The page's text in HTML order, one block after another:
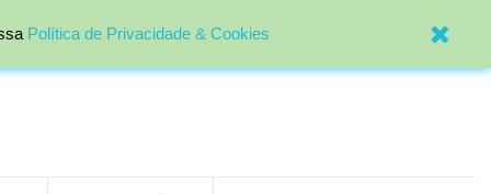
Política de Privacidade & Cookies